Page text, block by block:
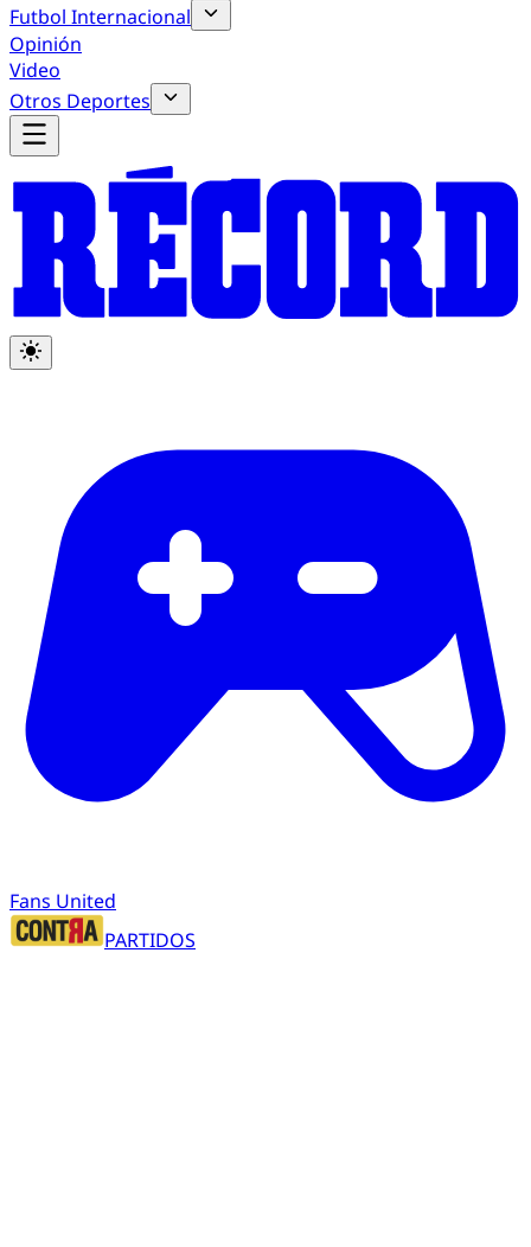
Futbol Internacional
Opinión
Video
Otros Deportes
Fans United
PARTIDOS